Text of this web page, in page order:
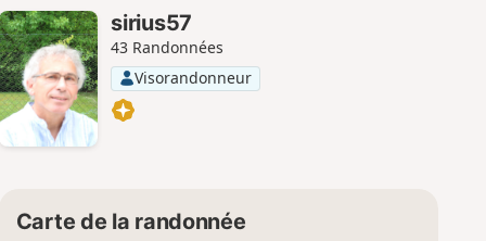
sirius57
43 Randonnées
Visorandonneur
Carte de la randonnée